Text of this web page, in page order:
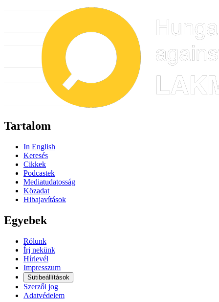
Tartalom
In English
Keresés
Cikkek
Podcastek
Mediatudatosság
Közadat
Hibajavítások
Egyebek
Rólunk
Írj nekünk
Hírlevél
Impresszum
Sütibeállítások
Szerzői jog
Adatvédelem